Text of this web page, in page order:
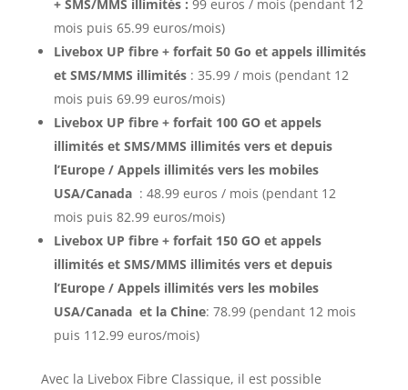
+ SMS/MMS illimités : 99 euros / mois (pendant 12
mois puis 65.99 euros/mois)
Livebox UP fibre + forfait 50 Go et appels illimités
et SMS/MMS illimités : 35.99 / mois (pendant 12
mois puis 69.99 euros/mois)
Livebox UP fibre + forfait 100 GO et appels
illimités et SMS/MMS illimités vers et depuis
l’Europe / Appels illimités vers les mobiles
USA/Canada : 48.99 euros / mois (pendant 12
mois puis 82.99 euros/mois)
Livebox UP fibre + forfait 150 GO et appels
illimités et SMS/MMS illimités vers et depuis
l’Europe / Appels illimités vers les mobiles
USA/Canada et la Chine: 78.99 (pendant 12 mois
puis 112.99 euros/mois)
Avec la Livebox Fibre Classique, il est possible